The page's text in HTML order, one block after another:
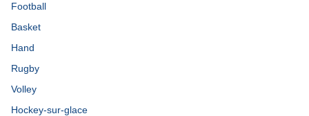
Football
Basket
Hand
Rugby
Volley
Hockey-sur-glace